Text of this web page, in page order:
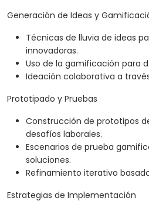
Generación de Ideas y
Técnicas de lluvia de ideas
innovadoras.
Uso de la gamificación para
Ideación colaborativa a
Prototipado y Pruebas
Construcción de prototipos
desafíos laborales.
Escenarios de prueba
soluciones.
Refinamiento iterativo
Estrategias de Implementación